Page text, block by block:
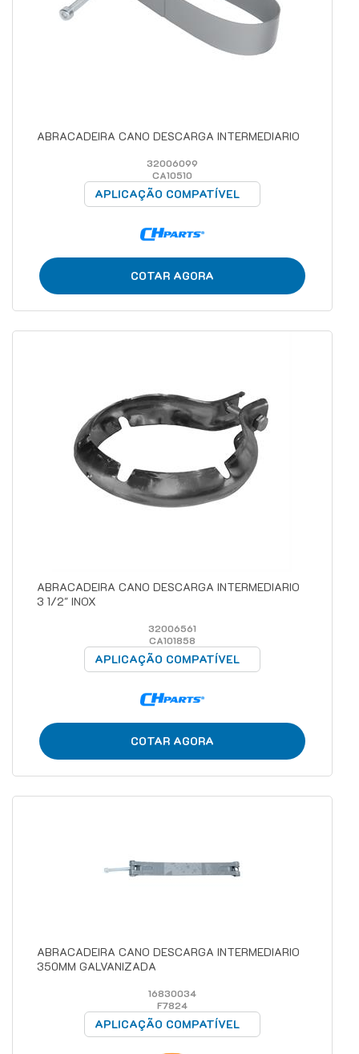
ABRACADEIRA CANO DESCARGA INTERMEDIARIO
32006099
CA10510
APLICAÇÃO COMPATÍVEL
COTAR AGORA
ABRACADEIRA CANO DESCARGA INTERMEDIARIO
3 1/2" INOX
32006561
CA101858
APLICAÇÃO COMPATÍVEL
COTAR AGORA
ABRACADEIRA CANO DESCARGA INTERMEDIARIO
350MM GALVANIZADA
16830034
F7824
APLICAÇÃO COMPATÍVEL